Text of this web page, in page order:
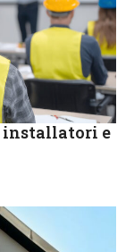
installatori e